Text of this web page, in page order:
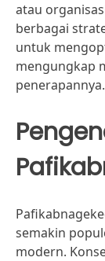
atau
berbagai
untuk
mengungkap
penerapannya.
semakin
modern.